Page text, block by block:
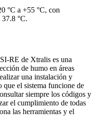
°C a +55 °C, con
°C.
RE de Xtralis es una
de humo en áreas
una instalación y
que el sistema funcione de
siempre los códigos y
el cumplimiento de todas
las herramientas y el